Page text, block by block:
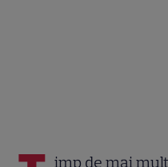
imp de mai